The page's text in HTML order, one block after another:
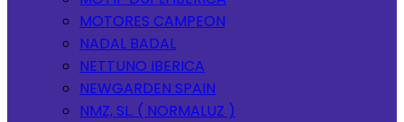
MOTORES CAMPEON
NADAL BADAL
NETTUNO IBERICA
NEWGARDEN SPAIN
NMZ, SL. ( NORMALUZ )